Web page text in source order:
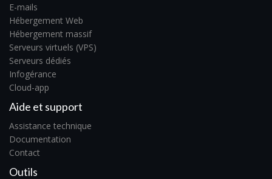
E-mails
Hébergement Web
Hébergement massif
Serveurs virtuels (VPS)
Serveurs dédiés
Infogérance
Cloud-app
Aide et support
Assistance technique
Documentation
Contact
Outils